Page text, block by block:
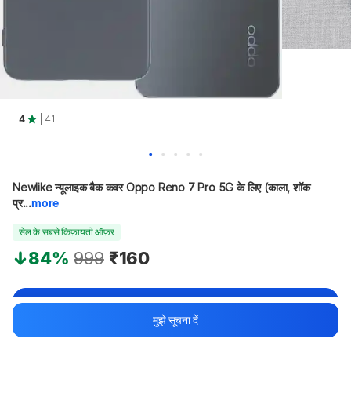
4 | 41
Newlike न्यूलाइक बैक कवर Oppo Reno 7 Pro 5G के लिए (काला, शॉक
प्र...more
सेल के सबसे किफ़ायती ऑफ़र
84% 999 ₹160
मुझे सूचना दें